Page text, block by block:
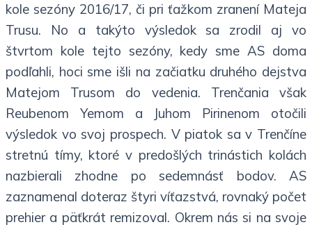
kole sezóny 2016/17, či pri ťažkom zranení Mateja
Trusu. No a takýto výsledok sa zrodil aj vo
štvrtom kole tejto sezóny, kedy sme AS doma
podľahli, hoci sme išli na začiatku druhého dejstva
Matejom Trusom do vedenia. Trenčania však
Reubenom Yemom a Juhom Pirinenom otočili
výsledok vo svoj prospech. V piatok sa v Trenčíne
stretnú tímy, ktoré v predošlých trinástich kolách
nazbierali zhodne po sedemnásť bodov. AS
zaznamenal doteraz štyri víťazstvá, rovnaký počet
prehier a päťkrát remizoval. Okrem nás si na svoje